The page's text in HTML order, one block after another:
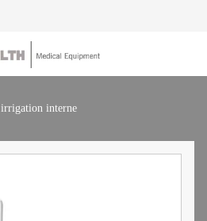
irrigation interne